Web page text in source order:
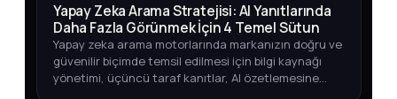
Yapay Zeka Arama Stratejisi: AI Yanıtlarında
Daha Fazla Görünmek İçin 4 Temel Sütun
Yapay zeka arama motorlarında markanızın doğru ve
güvenilir biçimde temsil edilmesi için bilgi kaynağı
yönetimi, üçüncü taraf kanıtlar, AI özetlemesine